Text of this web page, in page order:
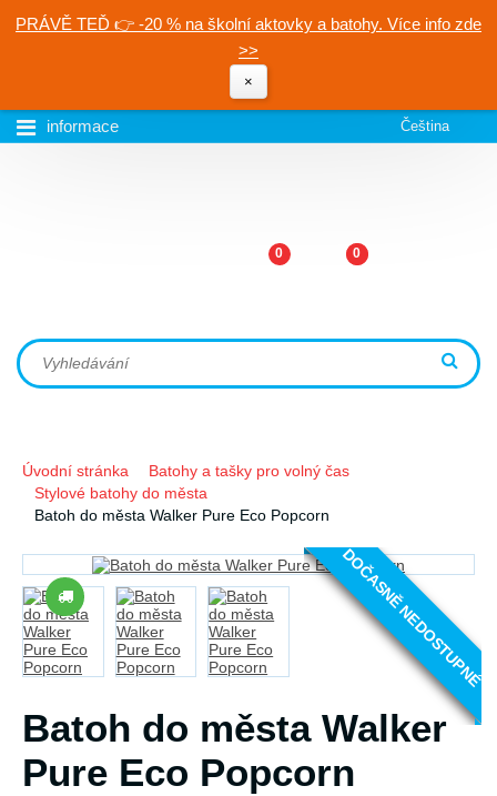
PRÁVĚ TEĎ 👉 -20 % na školní aktovky a batohy. Více info zde
>>
×
informace Čeština
0 0
Úvodní stránka
Batohy a tašky pro volný čas
Stylové batohy do města
Batoh do města Walker Pure Eco Popcorn
DOČASNĚ NEDOSTUPNÉ
Batoh do města Walker
Pure Eco Popcorn